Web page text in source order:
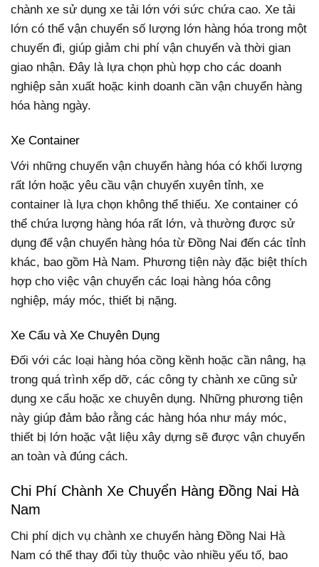
chành xe sử dụng xe tải lớn với sức chứa cao. Xe tải
lớn có thể vận chuyển số lượng lớn hàng hóa trong một
chuyến đi, giúp giảm chi phí vận chuyển và thời gian
giao nhận. Đây là lựa chọn phù hợp cho các doanh
nghiệp sản xuất hoặc kinh doanh cần vận chuyển hàng
hóa hàng ngày.
Xe Container
Với những chuyến vận chuyển hàng hóa có khối lượng
rất lớn hoặc yêu cầu vận chuyển xuyên tỉnh, xe
container là lựa chọn không thể thiếu. Xe container có
thể chứa lượng hàng hóa rất lớn, và thường được sử
dụng để vận chuyển hàng hóa từ Đồng Nai đến các tỉnh
khác, bao gồm Hà Nam. Phương tiện này đặc biệt thích
hợp cho việc vận chuyển các loại hàng hóa công
nghiệp, máy móc, thiết bị nặng.
Xe Cẩu và Xe Chuyên Dụng
Đối với các loại hàng hóa cồng kềnh hoặc cần nâng, hạ
trong quá trình xếp dỡ, các công ty chành xe cũng sử
dụng xe cẩu hoặc xe chuyên dụng. Những phương tiện
này giúp đảm bảo rằng các hàng hóa như máy móc,
thiết bị lớn hoặc vật liệu xây dựng sẽ được vận chuyển
an toàn và đúng cách.
Chi Phí Chành Xe Chuyển Hàng Đồng Nai Hà
Nam
Chi phí dịch vụ chành xe chuyển hàng Đồng Nai Hà
Nam có thể thay đổi tùy thuộc vào nhiều yếu tố, bao